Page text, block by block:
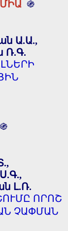
֍
Ա.Ա.,
Ռ.Գ.
֍
Լ.Ռ.
ՈՐՈՇ
ՉԱՓՄԱՆ